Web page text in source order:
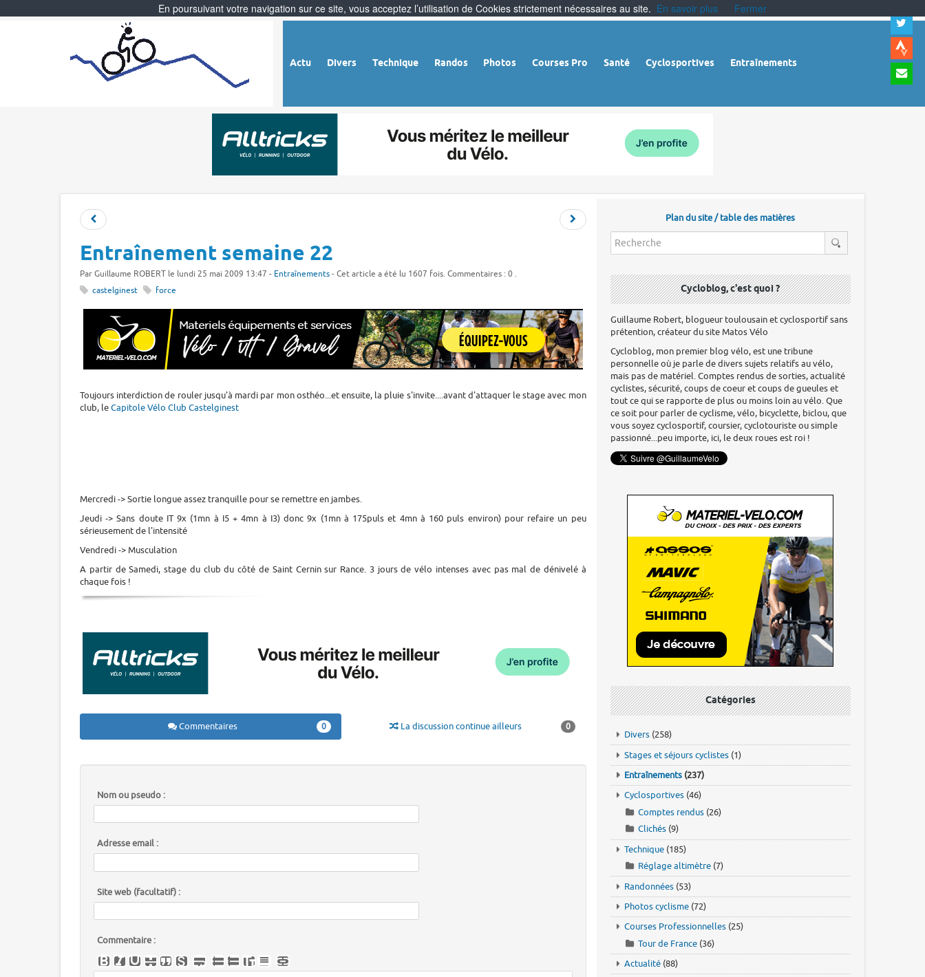
Actu Divers Technique Randos Photos Courses Pro Santé Cyclosportives Entraînements
à
Entraînement semaine 22
Par Guillaume ROBERT le lundi 25 mai 2009 13:47 - Entraînements - Cet article a été lu 1607 fois. Commentaires : 0 .
castelginest
force
Toujours interdiction de rouler jusqu'à mardi par mon osthéo...et ensuite, la pluie s'invite....avant d'attaquer le stage avec mon
club, leCapitole Vélo Club Castelginest
Mercredi -> Sortie longue assez tranquille pour se remettre en jambes.
Jeudi -> Sans doute IT 9x (1mn à I5 + 4mn à I3) donc 9x (1mn à 175puls et 4mn à 160 puls environ) pour refaire un peu
sérieusement de l'intensité
Vendredi -> Musculation
A partir de Samedi, stage du club du côté de Saint Cernin sur Rance. 3 jours de vélo intenses avec pas mal de dénivelé à
chaque fois !
Commentaires 0 La discussion continue ailleurs 0
Nom ou pseudo :
Adresse email :
Site web (facultatif) :
Commentaire :
Plan du site / table des matières
Cycloblog, c'est quoi ?
Guillaume Robert, blogueur toulousain et cyclosportif sans
prétention, créateur du site Matos Vélo
Cycloblog, mon premier blog vélo, est une tribune
personnelle où je parle de divers sujets relatifs au vélo,
mais pas de matériel. Comptes rendus de sorties, actualité
cyclistes, sécurité, coups de coeur et coups de gueules et
tout ce qui se rapporte de plus ou moins loin au vélo. Que
ce soit pour parler de cyclisme, vélo, bicyclette, biclou, que
vous soyez cyclosportif, coursier, cyclotouriste ou simple
passionné...peu importe, ici, le deux roues est roi !
Catégories
Divers (258)
Stages et séjours cyclistes (1)
Entraînements (237)
Cyclosportives (46)
Comptes rendus (26)
Clichés (9)
Technique (185)
Réglage altimètre (7)
Randonnées (53)
Photos cyclisme (72)
Courses Professionnelles (25)
Tour de France (36)
Actualité (88)
En poursuivant votre navigation sur ce site, vous acceptez l’utilisation de Cookies strictement nécessaires au site. En savoir plus Fermer